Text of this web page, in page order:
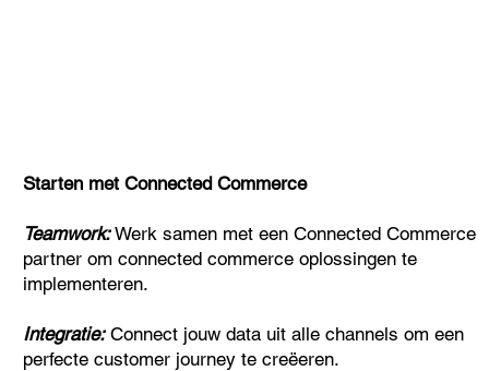
Starten met Connected Commerce
Teamwork:Werk samen met een Connected Commerce
partner om connected commerce oplossingen te
implementeren.
Integratie:Connect jouw data uit alle channels om een
perfecte customer journey te creëeren.